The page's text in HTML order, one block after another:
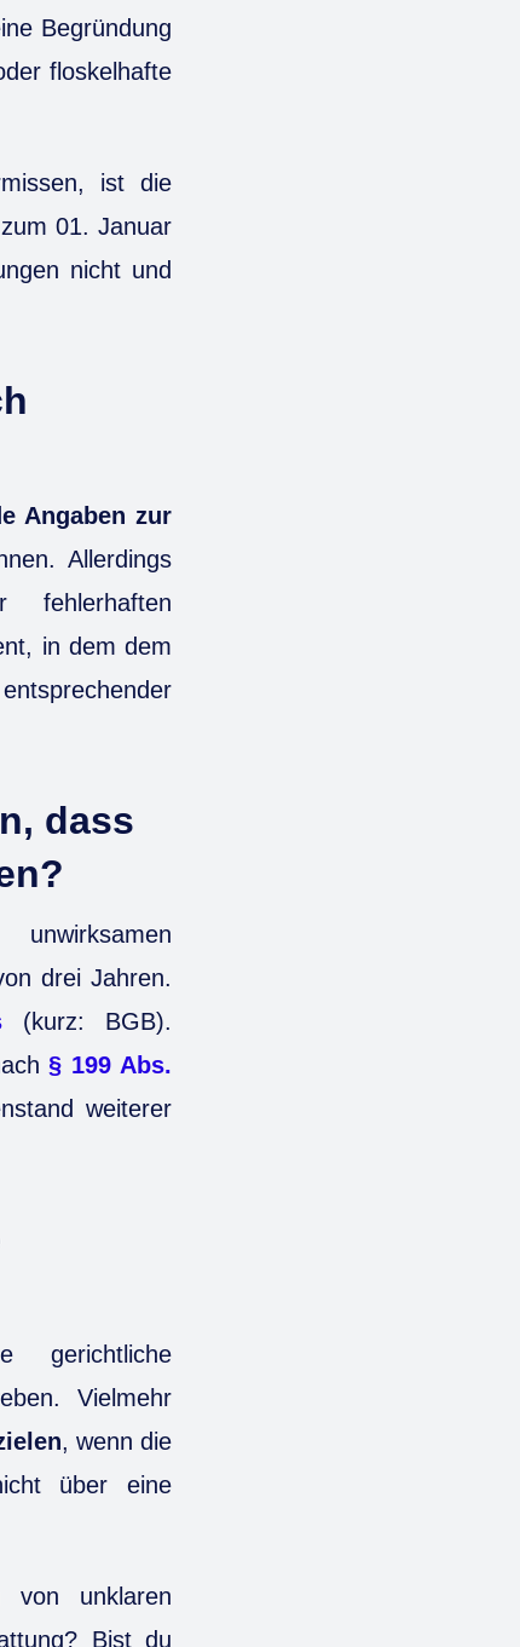
Begründung
floskelhafte
ist die
01. Januar
nicht und
Angaben zur
Allerdings
in dem dem
dass
drei Jahren.
(kurz: BGB).
§ 199 Abs.
weiterer
gerichtliche
Vielmehr
, wenn die
über eine
von unklaren
Bist du